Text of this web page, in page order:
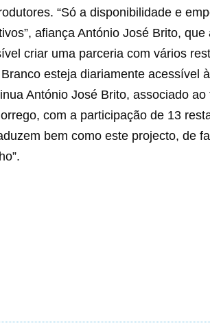
“Só a disponibilidade e
afiança António José Brito,
criar uma parceria com vários
esteja diariamente acessível
António José Brito, associado
com a participação de 13
bem como este projecto, de